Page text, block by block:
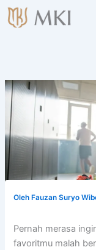
Lewati
ke
Oleh Fauzan Suryo
Pernah merasa
favoritmu malah